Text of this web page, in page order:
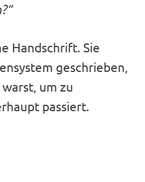
Handschrift. Sie
geschrieben,
um zu
passiert.